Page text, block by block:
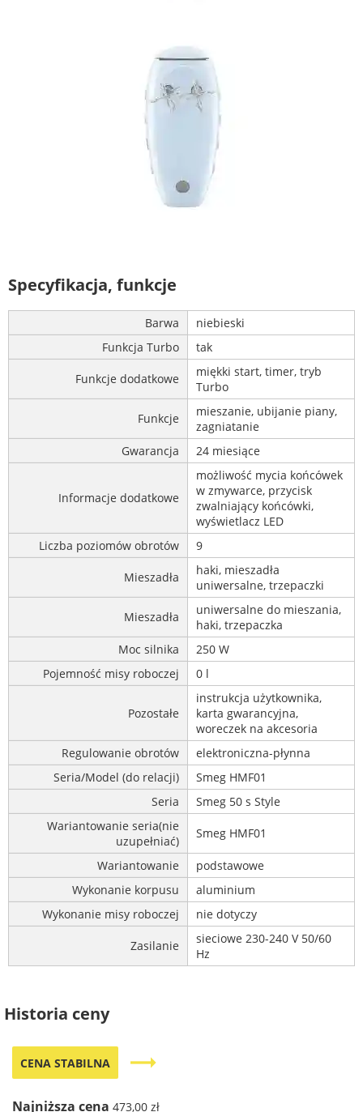
Specyfikacja, funkcje
Barwa
niebieski
Funkcja Turbo
tak
Funkcje dodatkowe
miękki start, timer, tryb
Turbo
Funkcje
mieszanie, ubijanie piany,
zagniatanie
Gwarancja
24 miesiące
Informacje dodatkowe
możliwość mycia końcówek
w zmywarce, przycisk
zwalniający końcówki,
wyświetlacz LED
Liczba poziomów obrotów
9
Mieszadła
haki, mieszadła
uniwersalne, trzepaczki
Mieszadła
uniwersalne do mieszania,
haki, trzepaczka
Moc silnika
250 W
Pojemność misy roboczej
0 l
Pozostałe
instrukcja użytkownika,
karta gwarancyjna,
woreczek na akcesoria
Regulowanie obrotów
elektroniczna-płynna
Seria/Model (do relacji)
Smeg HMF01
Seria
Smeg 50 s Style
Wariantowanie seria(nie
uzupełniać)
Smeg HMF01
Wariantowanie
podstawowe
Wykonanie korpusu
aluminium
Wykonanie misy roboczej
nie dotyczy
Zasilanie
sieciowe 230-240 V 50/60
Hz
Historia ceny
CENA STABILNA trending_flat
Najniższa cena 473,00 zł